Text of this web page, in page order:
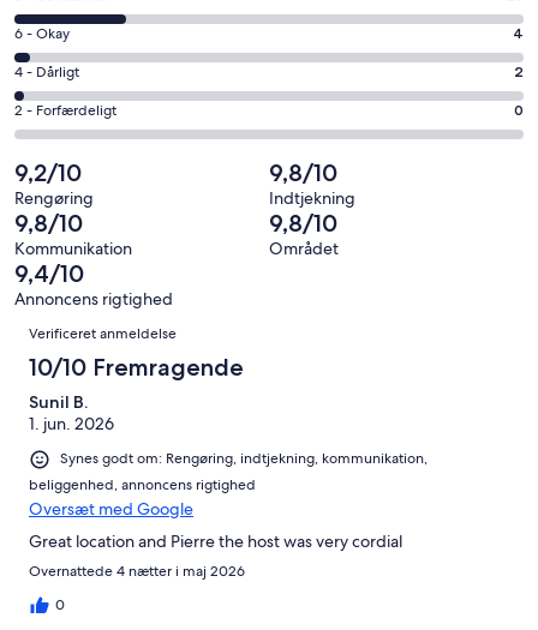
10
−
Fremragende.
85
af
i
alt
116
anmeldelser
på
8
−
Udmærket.
25
i
alt
116
anmeldelser
Bedømmelse
på
6
−
Okay.
4
af
i
alt
116
anmeldelser
6 - Okay 4
Bedømmelse
på
4
Dårligt.
2
af
i
alt
116
anmeldelser
4 - Dårligt 2
Bedømmelse
på
2
−
Forfærdeligt.
0
af
116
anmeldelser
2 - Forfærdeligt 0
9,2/10
Rengøring
9,8/10
Indtjekning
9,8/10
Kommunikation
9,8/10
Området
9,4/10
Annoncens rigtighed
Anmeldelser
Verificeret anmeldelse
10/10 Fremragende
Sunil B.
1. jun. 2026
Synes godt om: Rengøring, indtjekning, kommunikation,
beliggenhed, annoncens rigtighed
Oversæt med Google
Great location and Pierre the host was very cordial
Overnattede 4 nætter i maj 2026
0